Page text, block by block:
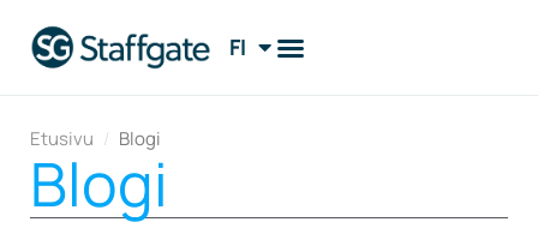
FI
EN
Etusivu / Blogi
Blogi